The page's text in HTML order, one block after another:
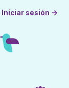
Iniciar sesión →